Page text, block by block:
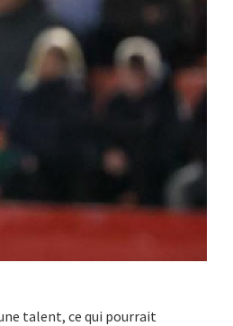
talent, ce qui pourrait